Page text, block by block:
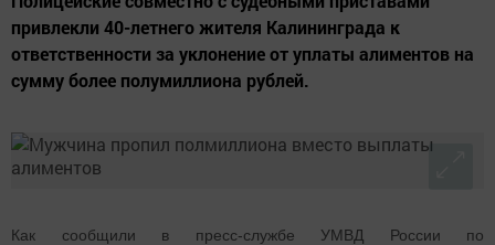
привлекли 40-летнего жителя Калининграда к
ответственности за уклонение от уплаты алиментов на
сумму более полумиллиона рублей.
Как сообщили в пресс-службе УМВД России по